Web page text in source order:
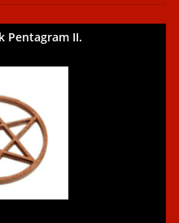
Pentagram II.